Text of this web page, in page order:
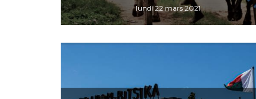
lundi 22 mars 2021